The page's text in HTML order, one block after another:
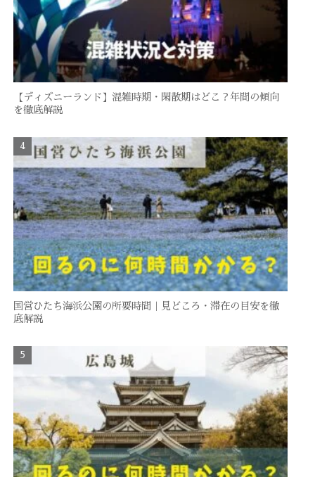
【ディズニーランド】混雑時期・閑散期はどこ？年間の傾向
を徹底解説
国営ひたち海浜公園の所要時間｜見どころ・滞在の目安を徹
底解説